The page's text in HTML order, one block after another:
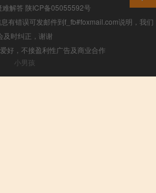
难解答 陕ICP备05055592号
有错误可发邮件到f_fb#foxmail.com说明，我们
及时纠正，谢谢
好，不接盈利性广告及商业合作
小男孩